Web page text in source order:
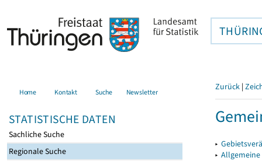
Home Kontakt Suche Newsletter
STATISTISCHE DATEN
Sachliche Suche
Regionale Suche
Zurück |
▸
▸